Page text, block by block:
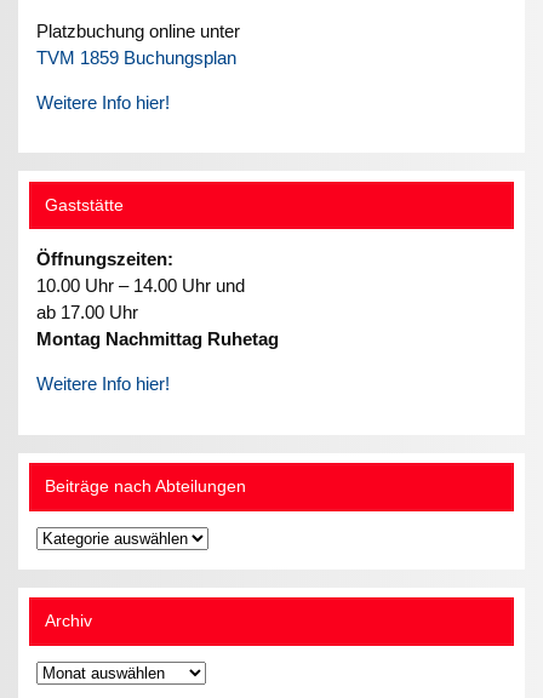
Platzbuchung online unter
TVM 1859 Buchungsplan
Weitere Info hier!
Gaststätte
Öffnungszeiten:
10.00 Uhr – 14.00 Uhr und
ab 17.00 Uhr
Montag Nachmittag Ruhetag
Weitere Info hier!
Beiträge nach Abteilungen
Beiträge
nach
Abteilungen
Archiv
Archiv